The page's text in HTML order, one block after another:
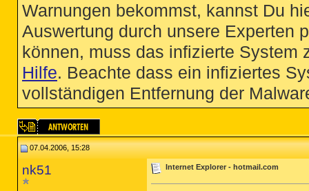
Warnungen bekommst, kannst Du
Auswertung durch unsere Experten
können, muss das infizierte System
Hilfe. Beachte dass ein infiziertes
vollständigen Entfernung der
07.04.2006, 15:28
nk51 Internet Explorer - hotmail.com